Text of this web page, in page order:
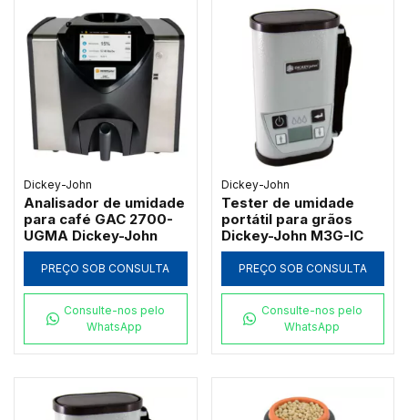
Dickey-John
Analisador de umidade
para café GAC 2700-
UGMA Dickey-John
PREÇO SOB CONSULTA
Consulte-nos pelo
WhatsApp
Dickey-John
Tester de umidade
portátil para grãos
Dickey-John M3G-IC
PREÇO SOB CONSULTA
Consulte-nos pelo
WhatsApp